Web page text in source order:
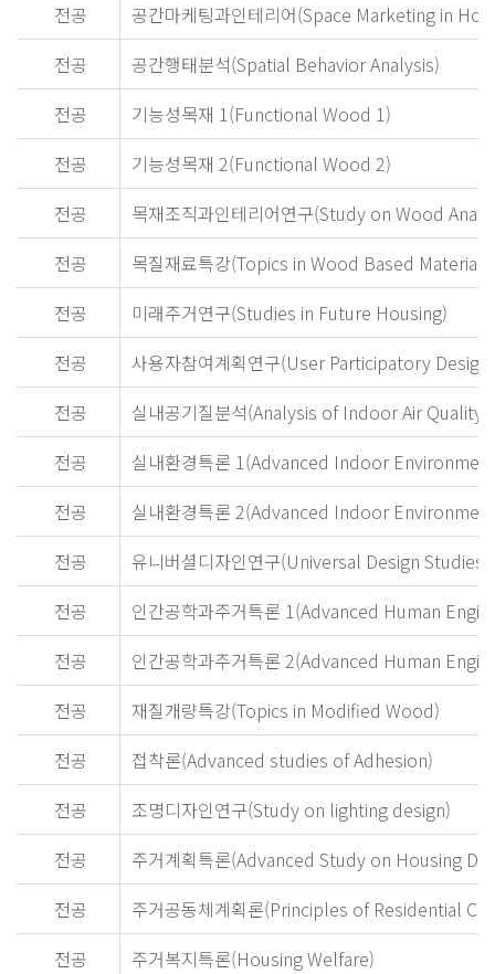
전공
공간마케팅과인테리어(Space Marketing in
전공
공간행태분석(Spatial Behavior Analysis)
전공
기능성목재 1(Functional Wood 1)
전공
기능성목재 2(Functional Wood 2)
전공
목재조직과인테리어연구(Study on Wood
전공
목질재료특강(Topics in Wood Based
전공
미래주거연구(Studies in Future Housing)
전공
사용자참여계획연구(User Participatory Design)
전공
실내공기질분석(Analysis of Indoor Air Quality)
전공
실내환경특론 1(Advanced Indoor
전공
실내환경특론 2(Advanced Indoor
전공
유니버셜디자인연구(Universal Design Studies)
전공
인간공학과주거특론 1(Advanced Human
전공
인간공학과주거특론 2(Advanced Human
전공
재질개량특강(Topics in Modified Wood)
전공
접착론(Advanced studies of Adhesion)
전공
조명디자인연구(Study on lighting design)
전공
주거계획특론(Advanced Study on Housing
전공
주거공동체계획론(Principles of Residential
전공
주거복지특론(Housing Welfare)